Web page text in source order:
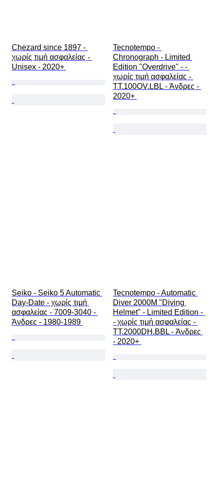
Chezard since 1897 -
χωρίς τιμή ασφαλείας -
Unisex - 2020+
Tecnotempo -
Chronograph - Limited
Edition "Overdrive" - -
χωρίς τιμή ασφαλείας -
TT.100OV.LBL - Άνδρες -
2020+
Seiko - Seiko 5 Automatic
Day-Date - χωρίς τιμή
ασφαλείας - 7009-3040 -
Άνδρες - 1980-1989
Tecnotempo - Automatic
Diver 2000M "Diving
Helmet" - Limited Edition -
- χωρίς τιμή ασφαλείας -
TT.2000DH.BBL - Άνδρες
- 2020+